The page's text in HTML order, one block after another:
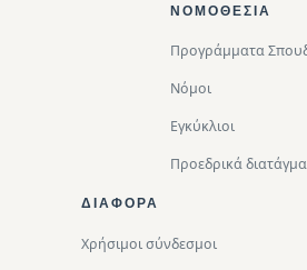
ΝΟΜΟΘΕΣΊΑ
Προγράμματα
Νόμοι
Εγκύκλιοι
Προεδρικά
ΔΙΑΦΟΡΑ
Χρήσιμοι σύνδεσμοι